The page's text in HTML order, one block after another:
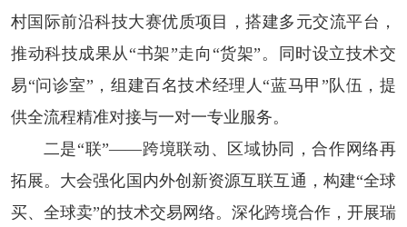
村国际前沿科技大赛优质项目，搭建多元交流平台，
推动科技成果从“书架”走向“货架”。同时设立技术交
易“问诊室”，组建百名技术经理人“蓝马甲”队伍，提
供全流程精准对接与一对一专业服务。
二是“联”——跨境联动、区域协同，合作网络再
拓展。大会强化国内外创新资源互联互通，构建“全球
买、全球卖”的技术交易网络。深化跨境合作，开展瑞